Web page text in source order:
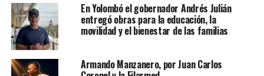
En Yolombó el gobernador Andrés Julián
entregó obras para la educación, la
movilidad y el bienestar de las familias
Armando Manzanero, por Juan Carlos